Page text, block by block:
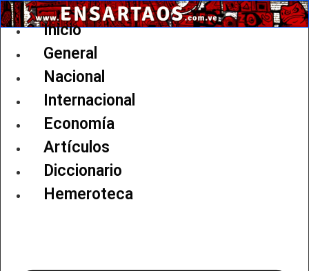
Ir
al
Inicio
General
Nacional
Internacional
Economía
Artículos
Diccionario
Hemeroteca